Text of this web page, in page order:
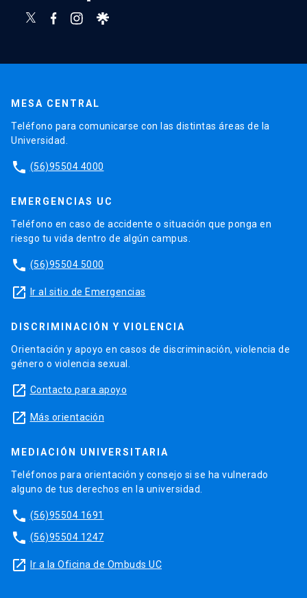
MESA CENTRAL
Teléfono para comunicarse con las distintas áreas de la
Universidad.
phone (56)95504 4000
EMERGENCIAS UC
Teléfono en caso de accidente o situación que ponga en
riesgo tu vida dentro de algún campus.
phone (56)95504 5000
launch Ir al sitio de Emergencias
DISCRIMINACIÓN Y VIOLENCIA
Orientación y apoyo en casos de discriminación, violencia de
género o violencia sexual.
launch Contacto para apoyo
launch Más orientación
MEDIACIÓN UNIVERSITARIA
Teléfonos para orientación y consejo si se ha vulnerado
alguno de tus derechos en la universidad.
phone (56)95504 1691
phone (56)95504 1247
launch Ir a la Oficina de Ombuds UC